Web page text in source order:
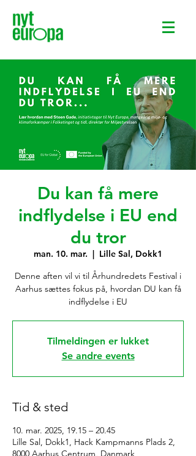
Du kan få mere
indflydelse i EU end
du tror
man. 10. mar.
  |
Lille Sal, Dokk1
Denne aften vil vi til Århundredets Festival i
Aarhus sættes fokus på, hvordan DU kan få
indflydelse i EU
Tilmeldingen er lukket
Se andre events
Tid & sted
10. mar. 2025, 19.15 – 20.45
Lille Sal, Dokk1, Hack Kampmanns Plads 2,
8000 Aarhus Centrum, Danmark